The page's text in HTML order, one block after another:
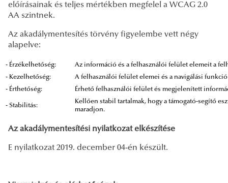
előírásainak és teljes mértékben megfelel a WCAG 2.0
AA szintnek.
Az akadálymentesítés törvény figyelembe vett négy
alapelve:
- Érzékelhetőség:
Az információ és a felhasználói felület elemeit a
- Kezelhetőség:
A felhasználói felület elemei és a navigálási
- Érthetőség:
Érhető felhasználói felület és megjelenített
- Stabilitás:
Kellően stabil tartalmak, hogy a támogató-segítő
maradjon.
Az akadálymentesítési nyilatkozat elkészítése
E nyilatkozat 2019. december 04-én készült.